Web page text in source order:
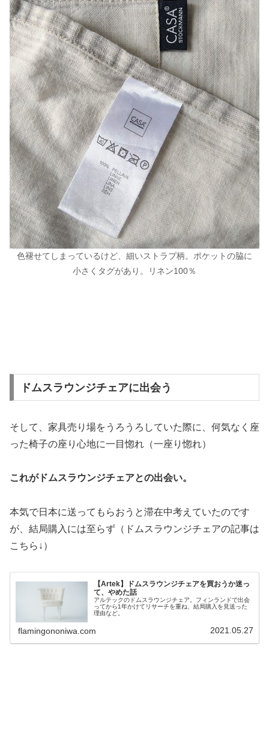
色褪せてしまっているけど、細いストラプ柄。ポケットの脇に
小さくタグがあり。リネン100％
ドムスラウンジチェアに出会う
そして、家具売り場をうろうろしていた際に、何気なく座
った椅子の座り心地に一目惚れ（一座り惚れ）
これがドムスラウンジチェアとの出会い。
本気で日本に送ってもらおうと滞在中考えていたのです
が、結局購入には至らず（ドムスラウンジチェアの記事は
こちら↓）
【Artek】ドムスラウンジチェアを買おうか迷っ
て、やめた話
アルテックのドムスラウンジチェア。フィンランドで出会
ってから1年かけてリサーチを重ね、結局購入を見送った
理由など。
flamingononiwa.com 2021.05.27